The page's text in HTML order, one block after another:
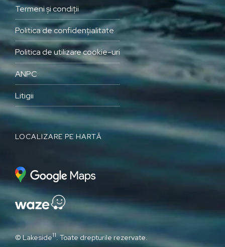
Termeni și condiții
Politica de confidențialitate
Politica de utilizare cookie-uri
ANPC
Litigii
LOCALIZARE PE HARTĂ
© Lakeside11. Toate drepturile rezervate.